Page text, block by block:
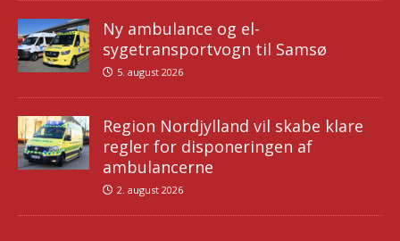
Ny ambulance og el-
sygetransportvogn til Samsø
5. august 2026
Region Nordjylland vil skabe klare
regler for disponeringen af
ambulancerne
2. august 2026